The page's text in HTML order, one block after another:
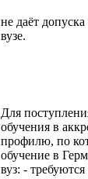
не даёт
вузе.
Для
обучения в
профилю, по
обучение в
вуз: -